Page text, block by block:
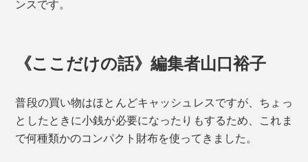
ンスです。
《ここだけの話》編集者山口裕子
普段の買い物はほとんどキャッシュレスですが、ちょっ
としたときに小銭が必要になったりもするため、これま
で何種類かのコンパクト財布を使ってきました。